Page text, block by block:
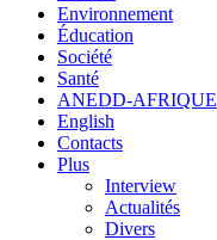
Environnement
Éducation
Société
Santé
ANEDD-AFRIQUE
English
Contacts
Plus
Interview
Actualités
Divers